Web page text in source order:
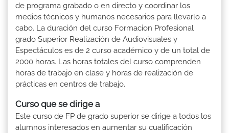
de programa grabado o en directo y coordinar los
medios técnicos y humanos necesarios para llevarlo a
cabo. La duración del curso Formacion Profesional
grado Superior Realización de Audiovisuales y
Espectáculos es de 2 curso académico y de un total de
2000 horas. Las horas totales del curso comprenden
horas de trabajo en clase y horas de realización de
prácticas en centros de trabajo.
Curso que se dirige a
Este curso de FP de grado superior se dirige a todos los
alumnos interesados en aumentar su cualificación